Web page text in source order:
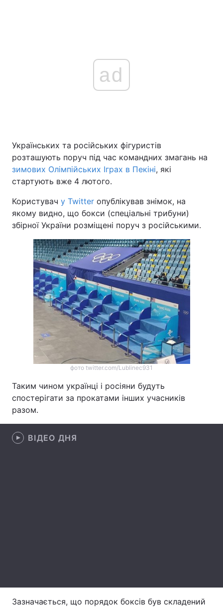
Головна Війна
Україна Політика
Економіка
Спорт Наука
Техно і зв'язок Лайт
Зброя Інциденти
Здоров'я Туризм
Цікавинки Погода
Регіони
Лонгріди
Відео з Youtube Статті
Інтерв'ю Думки
Архів
Контакти
ad
Українських та російських фігуристів
розташують поруч під час командних змагань на
зимових Олімпійських Іграх в Пекіні, які
стартують вже 4 лютого.
Користувач у Twitter опублікував знімок, на
якому видно, що бокси (спеціальні трибуни)
збірної України розміщені поруч з російськими.
фото twitter.com/Lublinec931
Таким чином українці і росіяни будуть
спостерігати за прокатами інших учасників
разом.
ВІДЕО ДНЯ
Зазначається, що порядок боксів був складений